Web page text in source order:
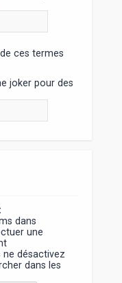
ces termes
joker pour des
dans
une
désactivez
dans les